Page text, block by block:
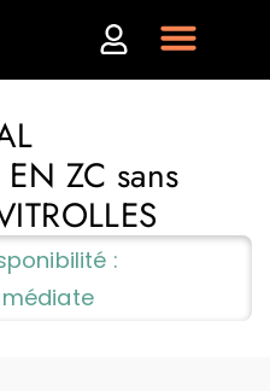
ZC sans
: